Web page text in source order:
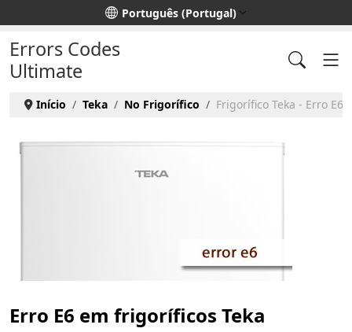
Escolha o seu idioma Português (Portugal)
Errors Codes
Ultimate
Início Teka No Frigorífico Frigorífico Teka - Erro E6
Erro E6 em frigoríficos Teka